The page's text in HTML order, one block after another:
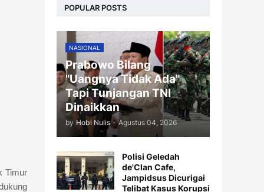
Timur
POPULAR POSTS
NASIONAL
Prabowo Bilang
"Uangnya Tidak Ada"
Tapi Tunjangan TNI
Dinaikkan
by Hobi Nulis - Agustus 04, 2026
Polisi Geledah
de'Clan Cafe,
Jampidsus Dicurigai
Telibat Kasus Korupsi